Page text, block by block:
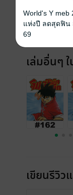
ความยาว
ราคาปก
เล่มอื่นๆ
เขียนรีวิว
World's Y
แห่งปี ลดสุดฟิน
69